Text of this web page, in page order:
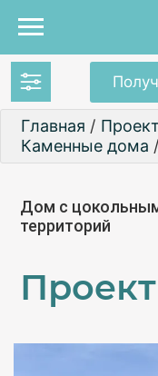
Главная /
Каменные дома /
Дом с
территорий